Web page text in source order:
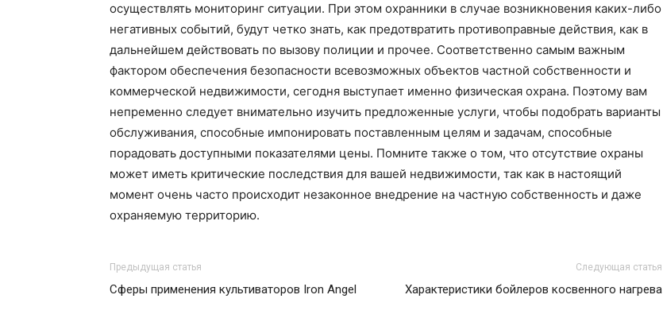
осуществлять мониторинг ситуации. При этом охранники в случае возникновения каких-либо
негативных событий, будут четко знать, как предотвратить противоправные действия, как в
дальнейшем действовать по вызову полиции и прочее. Соответственно самым важным
фактором обеспечения безопасности всевозможных объектов частной собственности и
коммерческой недвижимости, сегодня выступает именно физическая охрана. Поэтому вам
непременно следует внимательно изучить предложенные услуги, чтобы подобрать варианты
обслуживания, способные импонировать поставленным целям и задачам, способные
порадовать доступными показателями цены. Помните также о том, что отсутствие охраны
может иметь критические последствия для вашей недвижимости, так как в настоящий
момент очень часто происходит незаконное внедрение на частную собственность и даже
охраняемую территорию.
Предыдущая статья
Сферы применения культиваторов Iron Angel
Следующая статья
Характеристики бойлеров косвенного нагрева